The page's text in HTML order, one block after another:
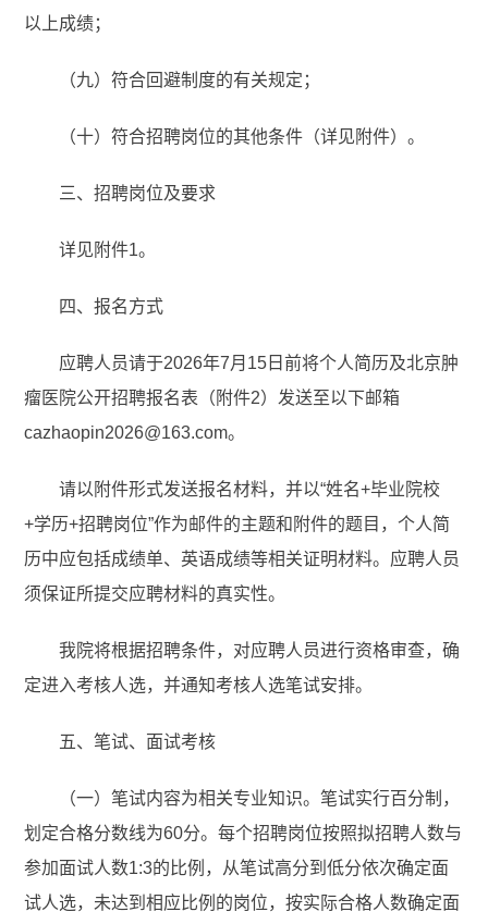
以上成绩；
（九）符合回避制度的有关规定；
（十）符合招聘岗位的其他条件（详见附件）。
三、招聘岗位及要求
详见附件1。
四、报名方式
应聘人员请于2026年7月15日前将个人简历及北京肿
瘤医院公开招聘报名表（附件2）发送至以下邮箱
cazhaopin2026@163.com。
请以附件形式发送报名材料，并以“姓名+毕业院校
+学历+招聘岗位”作为邮件的主题和附件的题目，个人简
历中应包括成绩单、英语成绩等相关证明材料。应聘人员
须保证所提交应聘材料的真实性。
我院将根据招聘条件，对应聘人员进行资格审查，确
定进入考核人选，并通知考核人选笔试安排。
五、笔试、面试考核
（一）笔试内容为相关专业知识。笔试实行百分制，
划定合格分数线为60分。每个招聘岗位按照拟招聘人数与
参加面试人数1:3的比例，从笔试高分到低分依次确定面
试人选，未达到相应比例的岗位，按实际合格人数确定面